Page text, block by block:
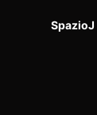
SpazioJ